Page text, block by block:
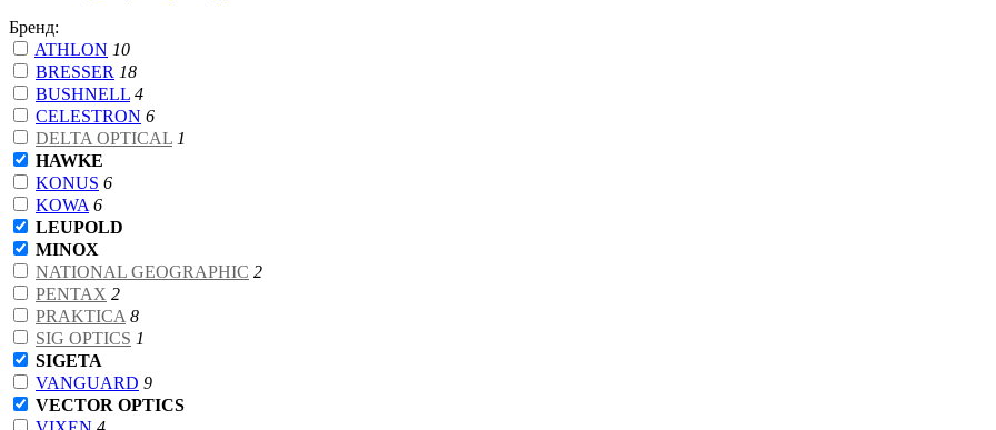
Бренд:
ATHLON 10
BRESSER 18
BUSHNELL 4
CELESTRON 6
DELTA OPTICAL 1
HAWKE
KONUS 6
KOWA 6
LEUPOLD
MINOX
NATIONAL GEOGRAPHIC 2
PENTAX 2
PRAKTICA 8
SIG OPTICS 1
SIGETA
VANGUARD 9
VECTOR OPTICS